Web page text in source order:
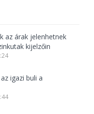
az árak jelenhetnek
kijelzőin
igazi buli a